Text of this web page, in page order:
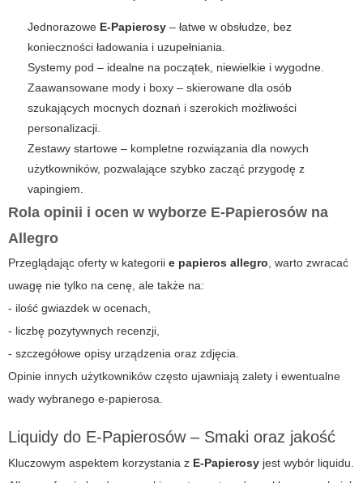
Jednorazowe E-Papierosy – łatwe w obsłudze, bez
konieczności ładowania i uzupełniania.
Systemy pod – idealne na początek, niewielkie i wygodne.
Zaawansowane mody i boxy – skierowane dla osób
szukających mocnych doznań i szerokich możliwości
personalizacji.
Zestawy startowe – kompletne rozwiązania dla nowych
użytkowników, pozwalające szybko zacząć przygodę z
vapingiem.
Rola opinii i ocen w wyborze E-Papierosów na
Allegro
Przeglądając oferty w kategorii e papieros allegro, warto zwracać
uwagę nie tylko na cenę, ale także na:
- ilość gwiazdek w ocenach,
- liczbę pozytywnych recenzji,
- szczegółowe opisy urządzenia oraz zdjęcia.
Opinie innych użytkowników często ujawniają zalety i ewentualne
wady wybranego e-papierosa.
Liquidy do E-Papierosów – Smaki oraz jakość
Kluczowym aspektem korzystania z E-Papierosy jest wybór liquidu.